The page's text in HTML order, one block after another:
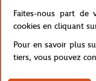
un col crème orné de
sophistication et de
Référence :
Faites-nous part de
cookies en cliquant
Pour en savoir plus
tiers, vous pouvez